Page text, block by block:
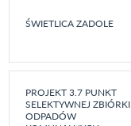
ŚWIETLICA ZADOLE
PROJEKT 3.7 PUNKT
SELEKTYWNEJ ZBIÓRKI
ODPADÓW